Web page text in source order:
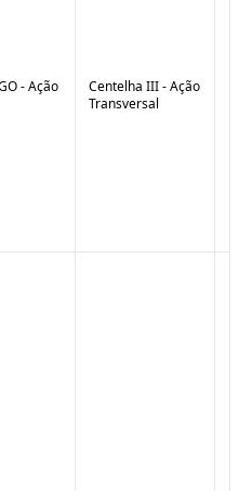
- Ação
Centelha III - Ação
Transversal